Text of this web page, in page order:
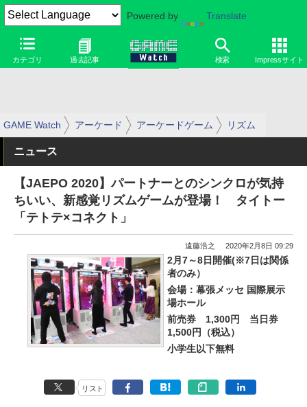
Powered by Translate
カテゴリ 過去記事 検索 Impressサイト
GAME Watch アーケード アーケードゲーム リズム
ニュース
【JAEPO 2020】パートナーとのシンクロが気持
ちいい、新感覚リズムゲームが登場！ タイトー
「テトテ×コネクト」
遠藤浩之 2020年2月8日 09:29
2月7～8日開催(※7日は関係
者のみ）
会場：幕張メッセ 国際展示
場ホール
前売券 1,300円 当日券
1,500円（税込）
小学生以下無料
リスト